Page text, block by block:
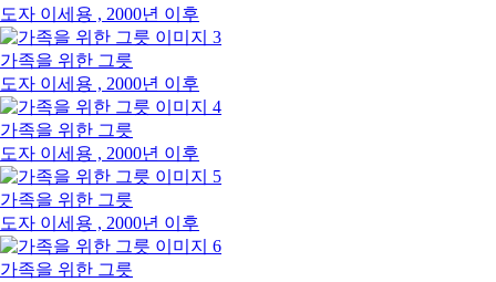
도자 이세용 , 2000년 이후
가족을 위한 그릇
도자 이세용 , 2000년 이후
가족을 위한 그릇
도자 이세용 , 2000년 이후
가족을 위한 그릇
도자 이세용 , 2000년 이후
가족을 위한 그릇